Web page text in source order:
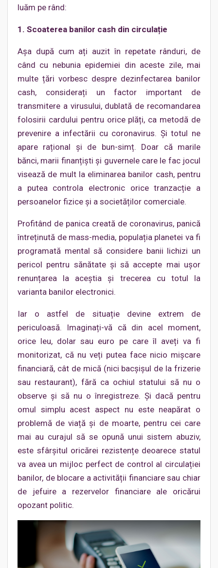
luăm pe rând:
1. Scoaterea banilor cash din circulație
Așa după cum ați auzit în repetate rânduri, de
când cu nebunia epidemiei din aceste zile, mai
multe țări vorbesc despre dezinfectarea banilor
cash, considerați un factor important de
transmitere a virusului, dublată de recomandarea
folosirii cardului pentru orice plăți, ca metodă de
prevenire a infectării cu coronavirus. Și totul ne
apare rațional și de bun-simț. Doar că marile
bănci, marii finanțiști și guvernele care le fac jocul
visează de mult la eliminarea banilor cash, pentru
a putea controla electronic orice tranzacție a
persoanelor fizice și a societăților comerciale.
Profitând de panica creată de coronavirus, panică
întreținută de mass-media, populația planetei va fi
programată mental să considere banii lichizi un
pericol pentru sănătate și să accepte mai ușor
renunțarea la aceștia și trecerea cu totul la
varianta banilor electronici.
Iar o astfel de situație devine extrem de
periculoasă. Imaginați-vă că din acel moment,
orice leu, dolar sau euro pe care îl aveți va fi
monitorizat, că nu veți putea face nicio mișcare
financiară, cât de mică (nici bacșișul de la frizerie
sau restaurant), fără ca ochiul statului să nu o
observe și să nu o înregistreze. Și dacă pentru
omul simplu acest aspect nu este neapărat o
problemă de viață și de moarte, pentru cei care
mai au curajul să se opună unui sistem abuziv,
este sfârșitul oricărei rezistențe deoarece statul
va avea un mijloc perfect de control al circulației
banilor, de blocare a activității financiare sau chiar
de jefuire a rezervelor financiare ale oricărui
opozant politic.